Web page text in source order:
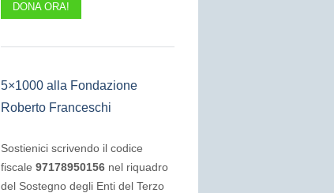
DONA ORA!
5×1000 alla Fondazione
Roberto Franceschi
Sostienici scrivendo il codice
fiscale97178950156 nel riquadro
del Sostegno degli Enti del Terzo